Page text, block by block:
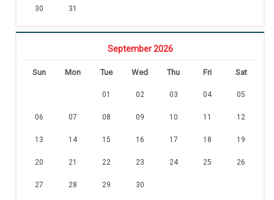
30 31
September 2026
Sun Mon Tue Wed Thu Fri Sat
01 02 03 04 05
06 07 08 09 10 11 12
13 14 15 16 17 18 19
20 21 22 23 24 25 26
27 28 29 30